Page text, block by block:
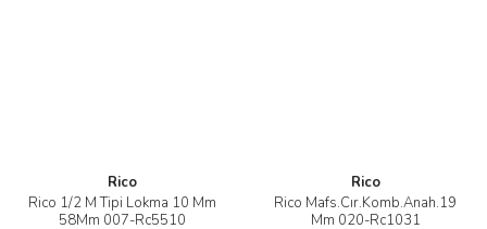
Rico
Rico 1/2 M Tipi Lokma 10 Mm
58Mm 007-Rc5510
Rico
Rico Mafs.Cır.Komb.Anah.19
Mm 020-Rc1031